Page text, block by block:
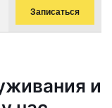
Записаться
и